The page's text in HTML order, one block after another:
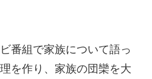
番組で家族について語っ
を作り、家族の団欒を大